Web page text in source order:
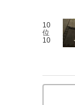
10
位
10